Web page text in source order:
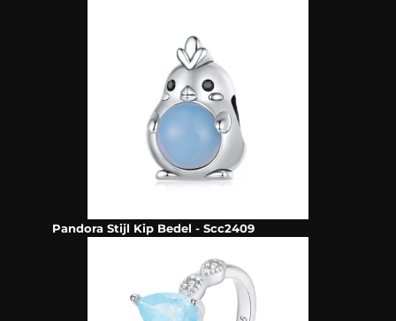
Pandora Stijl Kip Bedel - Scc2409